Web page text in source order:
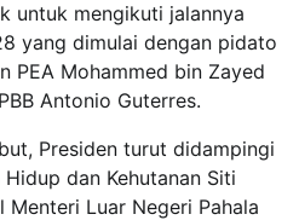
untuk mengikuti jalannya
yang dimulai dengan pidato
PEA Mohammed bin Zayed
Antonio Guterres.
Presiden turut didampingi
dan Kehutanan Siti
Menteri Luar Negeri Pahala